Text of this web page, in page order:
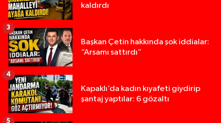
kaldırdı
Başkan Çetin hakkında şok iddialar:
“Arsamı sattırdı”
3
Kapaklı’da kadın kıyafeti giydirip
şantaj yaptılar: 6 gözaltı
4
5